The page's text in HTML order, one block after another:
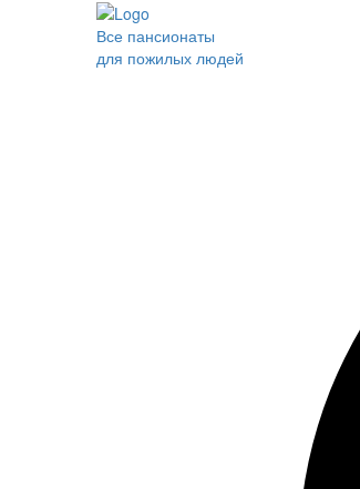
Все пансионаты
для пожилых людей